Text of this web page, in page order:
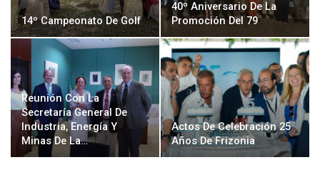
14º Campeonato De Golf
40º Aniversario De La
Promoción Del 79
Reunión Con La
Secretaría General De
Industria, Energía Y
Minas De La…
Actos De Celebración 25
Años De Frizonia